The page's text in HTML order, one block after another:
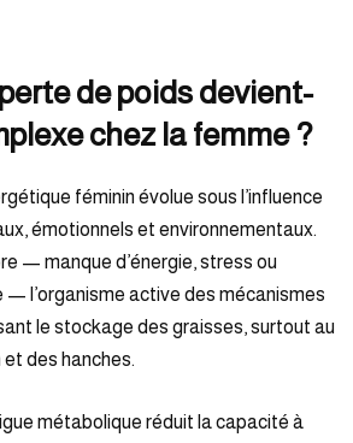
de poids devient-
chez la femme ?
féminin évolue sous l’influence
émotionnels et environnementaux.
— manque d’énergie, stress ou
l’organisme active des mécanismes
le stockage des graisses, surtout au
et des hanches.
métabolique réduit la capacité à